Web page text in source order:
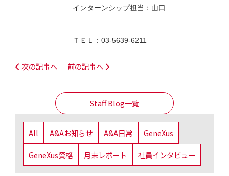
インターンシップ担当：山口
ＴＥＬ：03-5639-6211
次の記事へ 前の記事へ
Staff Blog一覧
All A&Aお知らせ A&A日常 GeneXus
GeneXus資格 月末レポート 社員インタビュー